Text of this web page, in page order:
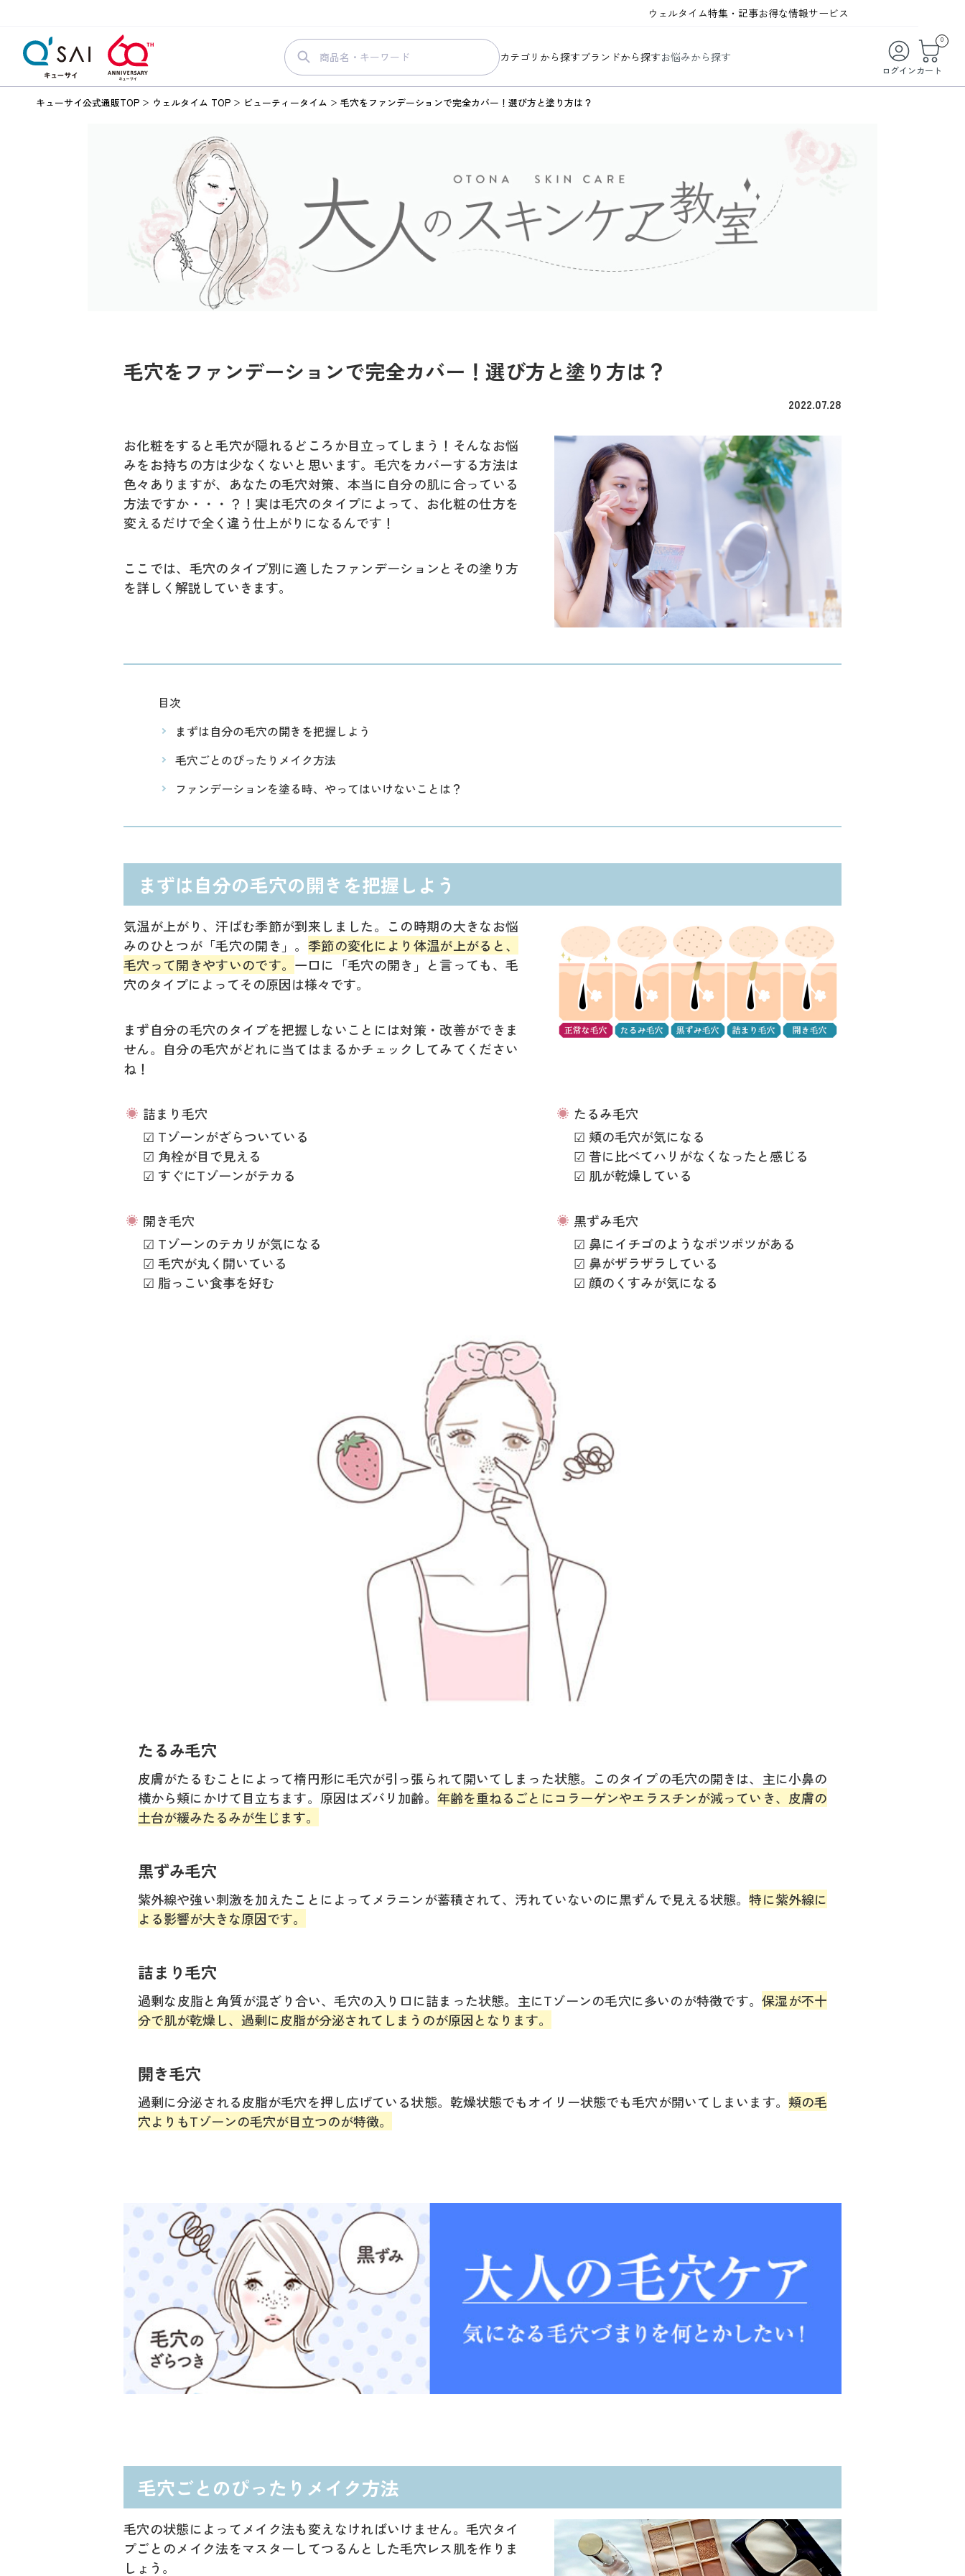
ログイン
0
カート
ウェルタイム
ビューティータイム
ヘルスケアタイム
特集・記事
WELMAG
お得な情報
WEB限定/期間限定キャンペーン
まとめ買い商品
サービス
メンバーシッププログラム
LINEお友達登録
カテゴリから探す
メイク
美容・健康グッズ
暮らしの雑貨
すべての商品
ブランドから探す
コラリッチソア
ひざサポートコラーゲン
ケール青汁
お悩みから探す
キューサイ公式通販TOP ウェルタイム TOP ビューティータイム 毛穴をファンデーションで完全カバー！選び方と塗り方は？
毛穴をファンデーションで完全カバー！選び方と塗り方は？
2022.07.28
お化粧をすると毛穴が隠れるどころか目立ってしまう！そんなお悩
みをお持ちの方は少なくないと思います。毛穴をカバーする方法は
色々ありますが、あなたの毛穴対策、本当に自分の肌に合っている
方法ですか・・・？！実は毛穴のタイプによって、お化粧の仕方を
変えるだけで全く違う仕上がりになるんです！
ここでは、毛穴のタイプ別に適したファンデーションとその塗り方
を詳しく解説していきます。
目次
まずは自分の毛穴の開きを把握しよう
毛穴ごとのぴったりメイク方法
ファンデーションを塗る時、やってはいけないことは？
まずは自分の毛穴の開きを把握しよう
気温が上がり、汗ばむ季節が到来しました。この時期の大きなお悩
みのひとつが「毛穴の開き」。 季節の変化により体温が上がると、
毛穴って開きやすいのです。 一口に「毛穴の開き」と言っても、毛
穴のタイプによってその原因は様々です。
まず自分の毛穴のタイプを把握しないことには対策・改善ができま
せん。自分の毛穴がどれに当てはまるかチェックしてみてください
ね！
たるみ毛穴
☑ 頬の毛穴が気になる
☑ 昔に比べてハリがなくなったと感じる
☑ 肌が乾燥している
黒ずみ毛穴
☑ 鼻にイチゴのようなポツポツがある
☑ 鼻がザラザラしている
☑ 顔のくすみが気になる
詰まり毛穴
☑ Tゾーンがざらついている
☑ 角栓が目で見える
☑ すぐにTゾーンがテカる
開き毛穴
☑ Tゾーンのテカリが気になる
☑ 毛穴が丸く開いている
☑ 脂っこい食事を好む
たるみ毛穴
皮膚がたるむことによって楕円形に毛穴が引っ張られて開いてしまった状態。このタイプの毛穴の開きは、主に小鼻の
横から頬にかけて目立ちます。原因はズバリ加齢。 年齢を重ねるごとにコラーゲンやエラスチンが減っていき、皮膚の
土台が緩みたるみが生じます。
黒ずみ毛穴
紫外線や強い刺激を加えたことによってメラニンが蓄積されて、汚れていないのに黒ずんで見える状態。特に紫外線に
よる影響が大きな原因です。
詰まり毛穴
過剰な皮脂と角質が混ざり合い、毛穴の入り口に詰まった状態。主にTゾーンの毛穴に多いのが特徴です。保湿が不十
分で肌が乾燥し、過剰に皮脂が分泌されてしまうのが原因となります。
開き毛穴
過剰に分泌される皮脂が毛穴を押し広げている状態。乾燥状態でもオイリー状態でも毛穴が開いてしまいます。 頬の毛
穴よりもTゾーンの毛穴が目立つのが特徴。
毛穴ごとのぴったりメイク方法
毛穴の状態によってメイク法も変えなければいけません。毛穴タイ
プごとのメイク法をマスターしてつるんとした毛穴レス肌を作りま
しょう。